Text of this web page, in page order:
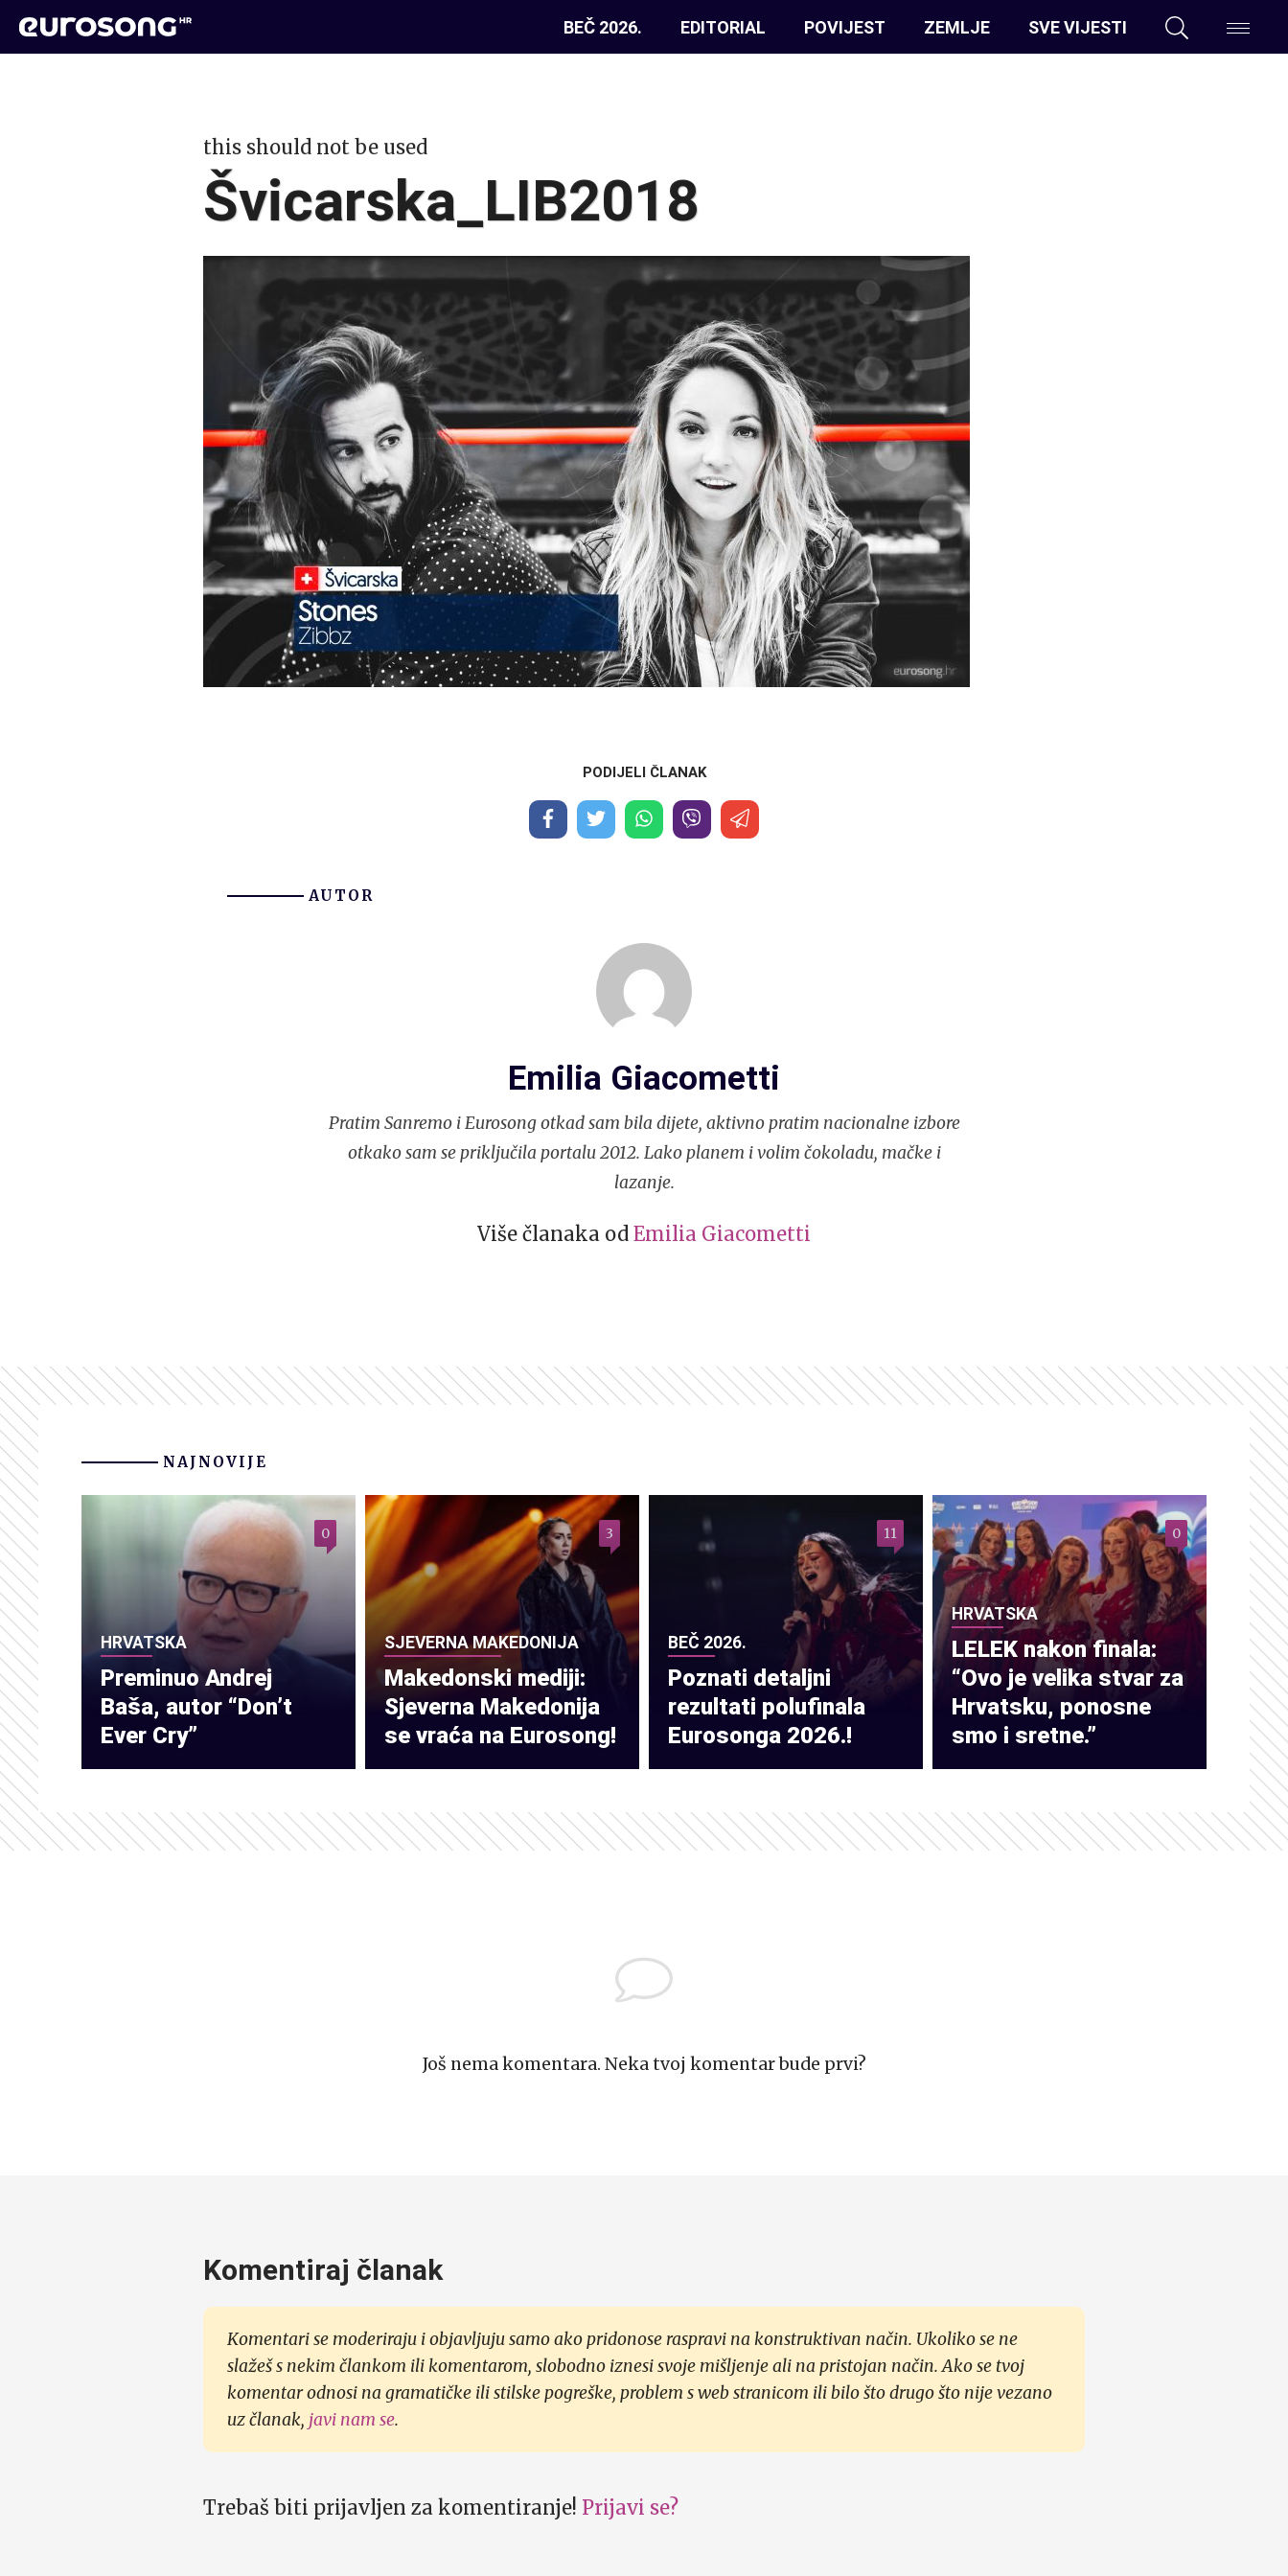
BEČ 2026. EDITORIAL POVIJEST ZEMLJE SVE VIJESTI
this should not be used
Švicarska_LIB2018
PODIJELI ČLANAK
AUTOR
Emilia Giacometti
Pratim Sanremo i Eurosong otkad sam bila dijete, aktivno pratim nacionalne izbore
otkako sam se priključila portalu 2012. Lako planem i volim čokoladu, mačke i
lazanje.
Više članaka od Emilia Giacometti
NAJNOVIJE
HRVATSKA
Preminuo Andrej
Baša, autor “Don’t
Ever Cry”
0
SJEVERNA MAKEDONIJA
Makedonski mediji:
Sjeverna Makedonija
se vraća na Eurosong!
3
BEČ 2026.
Poznati detaljni
rezultati polufinala
Eurosonga 2026.!
11
HRVATSKA
LELEK nakon finala:
“Ovo je velika stvar za
Hrvatsku, ponosne
smo i sretne.”
0
Još nema komentara. Neka tvoj komentar bude prvi?
Komentiraj članak
Komentari se moderiraju i objavljuju samo ako pridonose raspravi na konstruktivan način. Ukoliko se ne
slažeš s nekim člankom ili komentarom, slobodno iznesi svoje mišljenje ali na pristojan način. Ako se tvoj
komentar odnosi na gramatičke ili stilske pogreške, problem s web stranicom ili bilo što drugo što nije vezano
uz članak, javi nam se.
Trebaš biti prijavljen za komentiranje! Prijavi se?